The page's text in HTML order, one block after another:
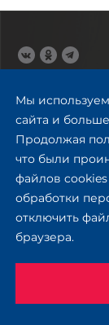
Мы
сайта и
Продолжая
что были
файлов
обработки
отключить
браузера.